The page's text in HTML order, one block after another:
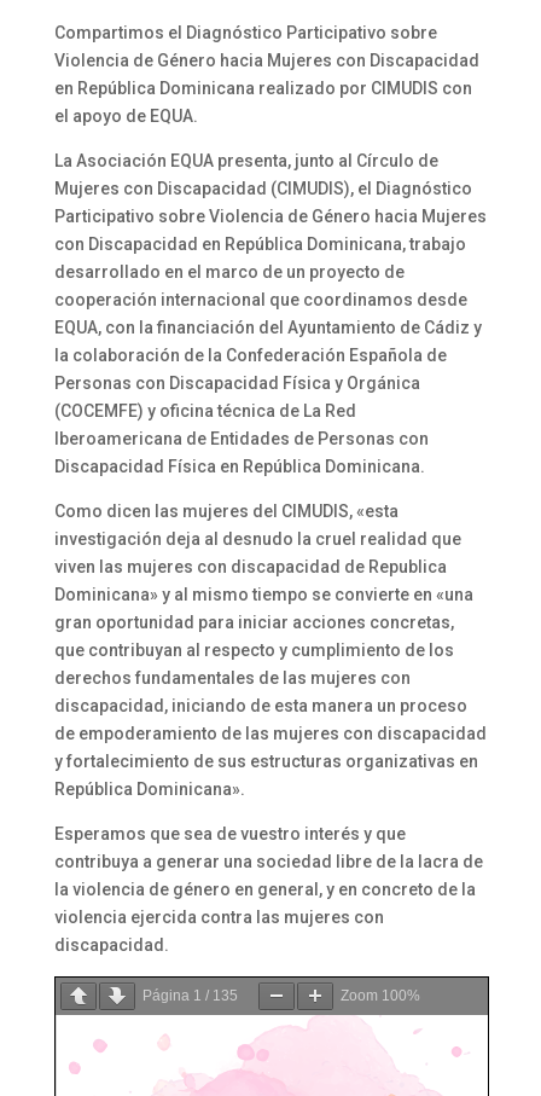
Compartimos el Diagnóstico Participativo sobre
Violencia de Género hacia Mujeres con Discapacidad
en República Dominicana realizado por CIMUDIS con
el apoyo de EQUA.
La Asociación EQUA presenta, junto al Círculo de
Mujeres con Discapacidad (CIMUDIS), el Diagnóstico
Participativo sobre Violencia de Género hacia Mujeres
con Discapacidad en República Dominicana, trabajo
desarrollado en el marco de un proyecto de
cooperación internacional que coordinamos desde
EQUA, con la financiación del Ayuntamiento de Cádiz y
la colaboración de la Confederación Española de
Personas con Discapacidad Física y Orgánica
(COCEMFE) y oficina técnica de La Red
Iberoamericana de Entidades de Personas con
Discapacidad Física en República Dominicana.
Como dicen las mujeres del CIMUDIS, «esta
investigación deja al desnudo la cruel realidad que
viven las mujeres con discapacidad de Republica
Dominicana» y al mismo tiempo se convierte en «una
gran oportunidad para iniciar acciones concretas,
que contribuyan al respecto y cumplimiento de los
derechos fundamentales de las mujeres con
discapacidad, iniciando de esta manera un proceso
de empoderamiento de las mujeres con discapacidad
y fortalecimiento de sus estructuras organizativas en
República Dominicana».
Esperamos que sea de vuestro interés y que
contribuya a generar una sociedad libre de la lacra de
la violencia de género en general, y en concreto de la
violencia ejercida contra las mujeres con
discapacidad.
Página 1 / 135 Zoom 100%